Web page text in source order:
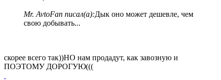
Mr. AvtoFan писал(а):Дык оно может дешевле, чем
свою добывать...
скорее всего так))НО нам продадут, как завозную и
ПОЭТОМУ ДОРОГУЮ(((